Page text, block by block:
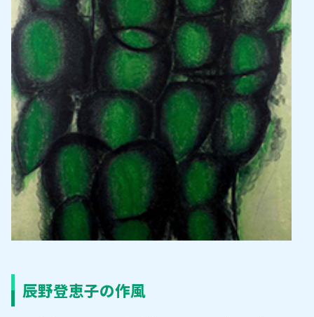
辰野登恵子の作風